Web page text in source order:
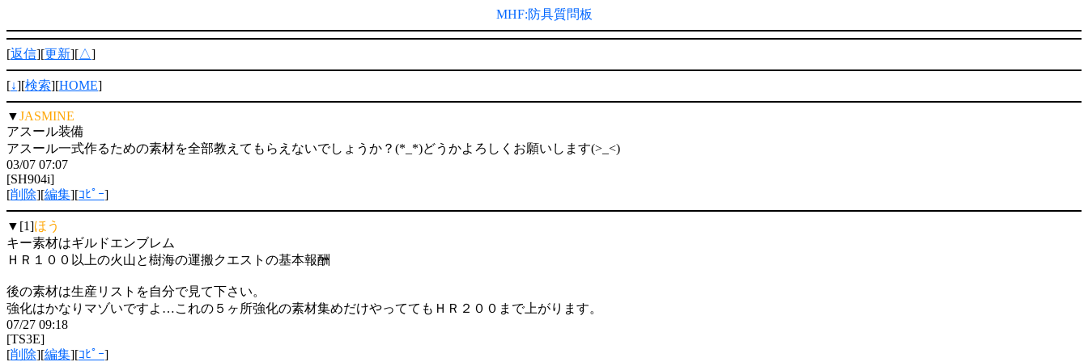
MHF:防具質問板
[返信][更新][△]
[↓][検索][HOME]
▼JASMINE
アスール装備
アスール一式作るための素材を全部教えてもらえないでしょうか？(*_*)どうかよろしくお願いします(>_<)
03/07 07:07
[SH904i]
[削除][編集][ｺﾋﾟｰ]
▼[1]ほう
キー素材はギルドエンブレム
ＨＲ１００以上の火山と樹海の運搬クエストの基本報酬
後の素材は生産リストを自分で見て下さい。
強化はかなりマゾいですよ…これの５ヶ所強化の素材集めだけやっててもＨＲ２００まで上がります。
07/27 09:18
[TS3E]
[削除][編集][ｺﾋﾟｰ]